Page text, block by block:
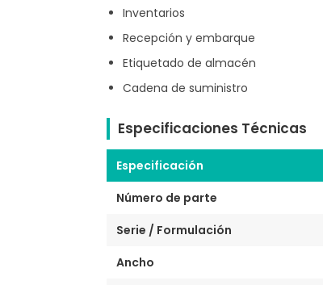
Inventarios
Recepción y embarque
Etiquetado de almacén
Cadena de suministro
Especificaciones Técnicas
Especificación
Número de parte
Serie / Formulación
Ancho